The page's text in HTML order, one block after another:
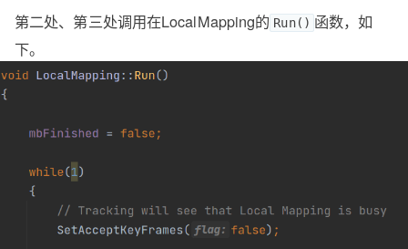
第二处、第三处调用在LocalMapping的 Run() 函数，如
下。